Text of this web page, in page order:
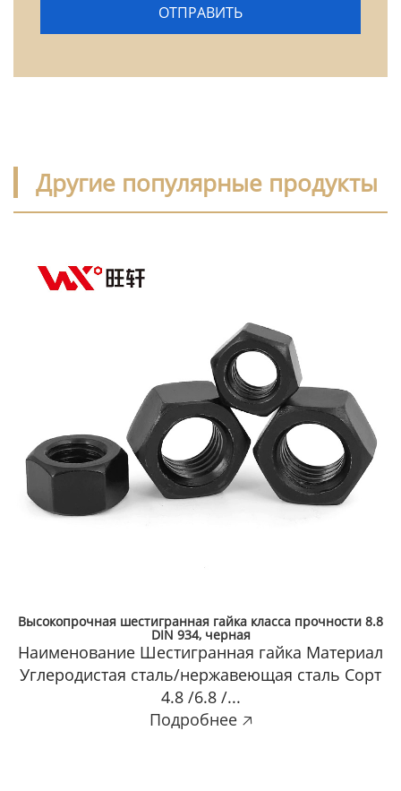
Другие популярные продукты
шестигранная гайка класса прочности 8.8
DIN 934, черная
Шестигранная гайка Материал
сталь/нержавеющая сталь Сорт
Подробнее 🡥